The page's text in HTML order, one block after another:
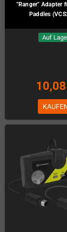
"Ranger" Adapter
Paddles
Auf